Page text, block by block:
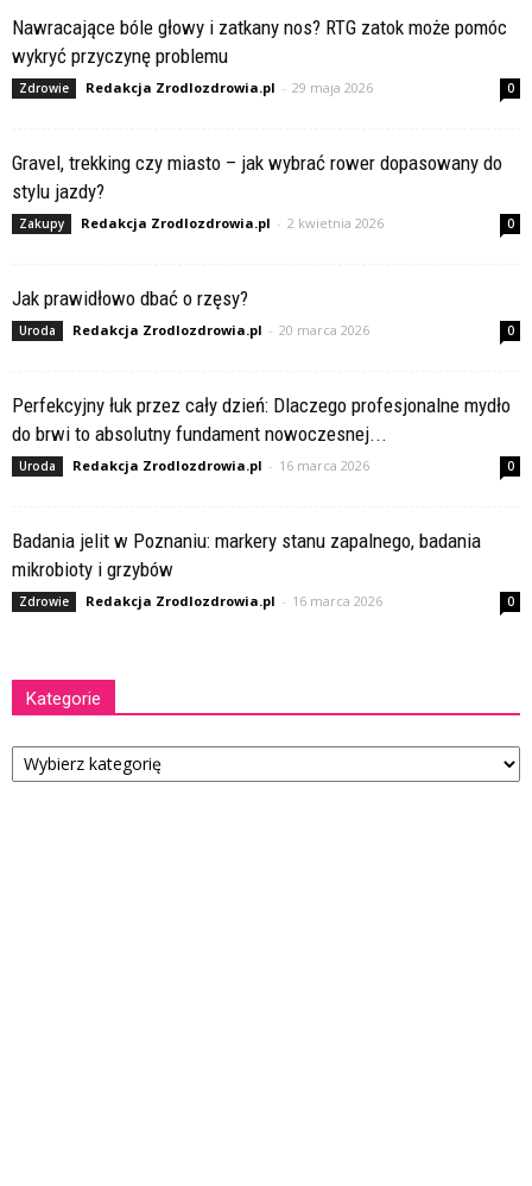
Nawracające bóle głowy i zatkany nos? RTG zatok może pomóc
wykryć przyczynę problemu
Zdrowie Redakcja Zrodlozdrowia.pl - 29 maja 2026 0
Gravel, trekking czy miasto – jak wybrać rower dopasowany do
stylu jazdy?
Zakupy Redakcja Zrodlozdrowia.pl - 2 kwietnia 2026 0
Jak prawidłowo dbać o rzęsy?
Uroda Redakcja Zrodlozdrowia.pl - 20 marca 2026 0
Perfekcyjny łuk przez cały dzień: Dlaczego profesjonalne mydło
do brwi to absolutny fundament nowoczesnej...
Uroda Redakcja Zrodlozdrowia.pl - 16 marca 2026 0
Badania jelit w Poznaniu: markery stanu zapalnego, badania
mikrobioty i grzybów
Zdrowie Redakcja Zrodlozdrowia.pl - 16 marca 2026 0
Kategorie
Kategorie